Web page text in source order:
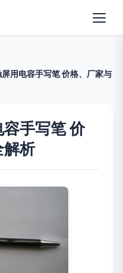
用电容手写笔 价格、厂家与
手写笔 价
解析